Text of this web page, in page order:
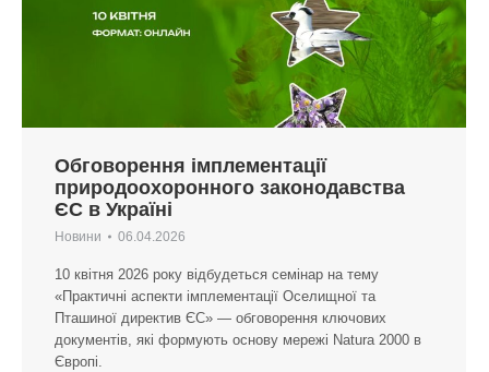
Обговорення імплементації
природоохоронного законодавства
ЄС в Україні
Новини 06.04.2026
10 квітня 2026 року відбудеться семінар на тему
«Практичні аспекти імплементації Оселищної та
Пташиної директив ЄС» — обговорення ключових
документів, які формують основу мережі Natura 2000 в
Європі.